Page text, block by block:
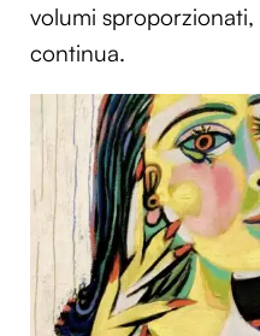
volumi
continua.